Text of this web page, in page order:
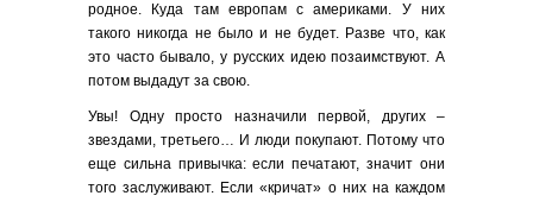
родное. Куда там европам с америками. У них
такого никогда не было и не будет. Разве что, как
это часто бывало, у русских идею позаимствуют. А
потом выдадут за свою.
Увы! Одну просто назначили первой, других –
звездами, третьего… И люди покупают. Потому что
еще сильна привычка: если печатают, значит они
того заслуживают. Если «кричат» о них на каждом